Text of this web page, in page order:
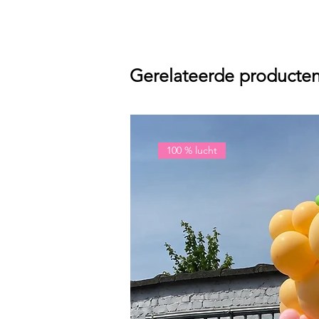
Gerelateerde
100 % lucht